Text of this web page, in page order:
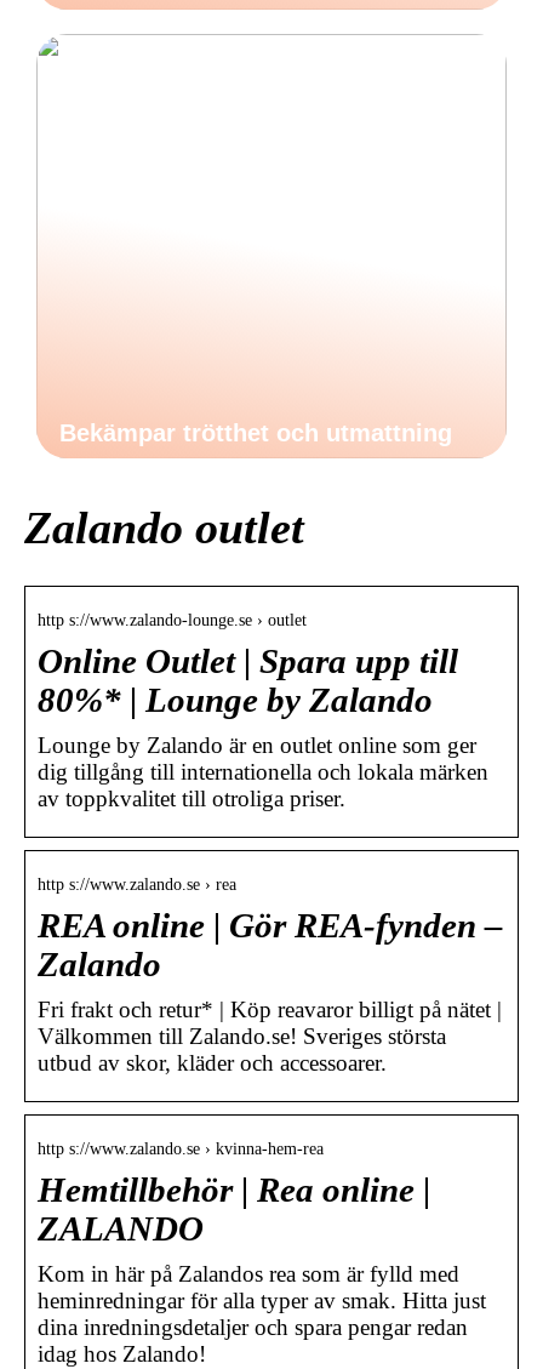
Bekämpar trötthet och utmattning
Zalando outlet
http s://www.zalando-lounge.se › outlet
Online Outlet | Spara upp till
80%* | Lounge by Zalando
Lounge by Zalando är en outlet online som ger
dig tillgång till internationella och lokala märken
av toppkvalitet till otroliga priser.
http s://www.zalando.se › rea
REA online | Gör REA-fynden –
Zalando
Fri frakt och retur* | Köp reavaror billigt på nätet |
Välkommen till Zalando.se! Sveriges största
utbud av skor, kläder och accessoarer.
http s://www.zalando.se › kvinna-hem-rea
Hemtillbehör | Rea online |
ZALANDO
Kom in här på Zalandos rea som är fylld med
heminredningar för alla typer av smak. Hitta just
dina inredningsdetaljer och spara pengar redan
idag hos Zalando!